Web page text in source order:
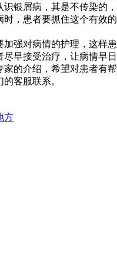
银屑病，其是不传染的，
，患者要抓住这个有效的
强对病情的护理，这样患
早接受治疗，让病情早日
家的介绍，希望对患者有帮
客服联系。
方